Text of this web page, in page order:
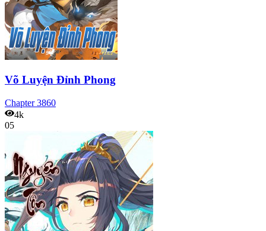
Võ Luyện Đỉnh Phong
Chapter3860
4k
05